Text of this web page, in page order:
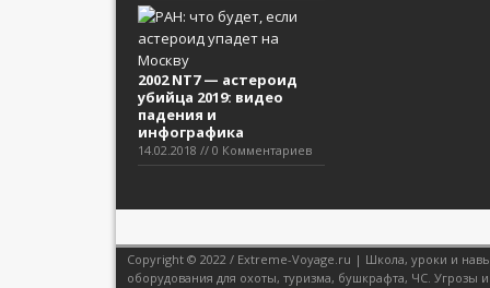
2002 NT7 — астероид
убийца 2019: видео
падения и
инфографика
14.02.2018 // 0 Комментариев
Copyright © 2022 / Extreme-Voyage.ru | Школа, уроки и
оборудования для охоты, туризма, бушкрафта, ЧС. Угрозы